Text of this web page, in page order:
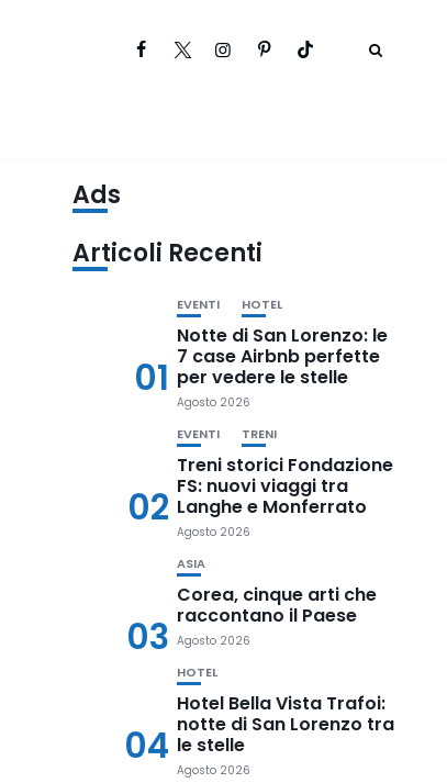
Ads
Articoli Recenti
01
EVENTI HOTEL
Notte di San Lorenzo: le
7 case Airbnb perfette
per vedere le stelle
Agosto 2026
02
EVENTI TRENI
Treni storici Fondazione
FS: nuovi viaggi tra
Langhe e Monferrato
Agosto 2026
03
ASIA
Corea, cinque arti che
raccontano il Paese
Agosto 2026
04
HOTEL
Hotel Bella Vista Trafoi:
notte di San Lorenzo tra
le stelle
Agosto 2026